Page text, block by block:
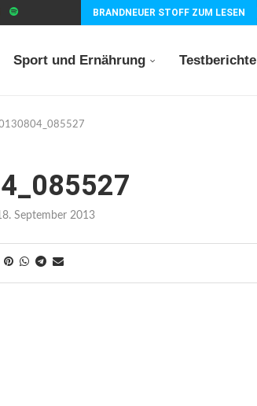
BRANDNEUER STOFF ZUM LESEN
Sport und Ernährung Testberichte
September 2013